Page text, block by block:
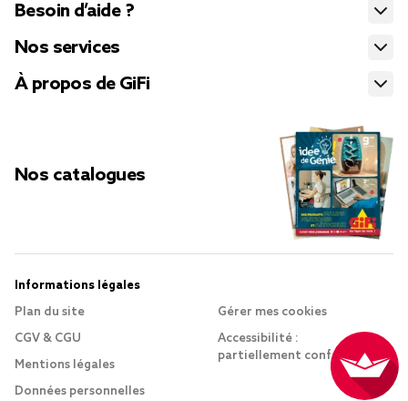
Besoin d’aide ?
Nos services
À propos de GiFi
Nos catalogues
Informations légales
Plan du site
CGV & CGU
Mentions légales
Données personnelles
Gérer mes cookies
Accessibilité :
partiellement conforme